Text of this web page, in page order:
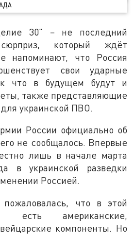
30" – не последний
который ждёт
напоминают, что Россия
свои ударные
что в будущем будут и
также представляющие
для украинской ПВО.
России официально об
не сообщалось. Впервые
лишь в начале марта
в украинской разведки
Россией.
что в этой
есть американские,
компоненты. Но